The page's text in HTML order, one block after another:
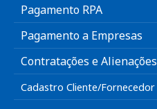
Pagamento RPA
Pagamento a Empresas
Contratações e Alienações
Cadastro Cliente/Fornecedor